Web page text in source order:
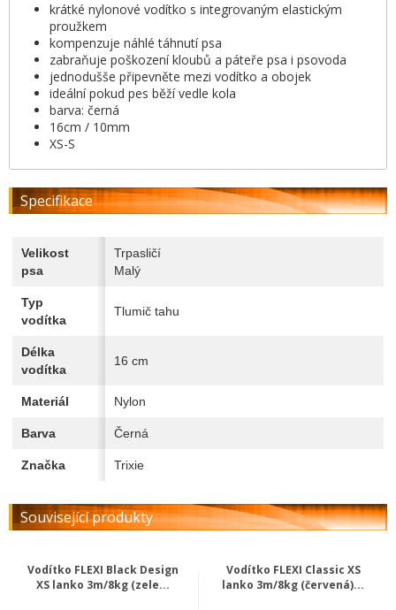
krátké nylonové vodítko s integrovaným elastickým
proužkem
kompenzuje náhlé táhnutí psa
zabraňuje poškození kloubů a páteře psa i psovoda
jednodušše připevněte mezi vodítko a obojek
ideální pokud pes běží vedle kola
barva: černá
16cm / 10mm
XS-S
Specifikace
Velikost
psa
Trpasličí
Malý
Typ
vodítka
Tlumič tahu
Délka
vodítka
16 cm
Materiál Nylon
Barva Černá
Značka Trixie
Související produkty
Vodítko FLEXI Black Design
XS lanko 3m/8kg (zele...
Vodítko FLEXI Classic XS
lanko 3m/8kg (červená)...